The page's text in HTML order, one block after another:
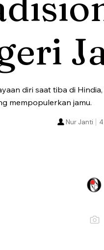
diri saat tiba di
mempopulerkan jamu.
Nur Janti